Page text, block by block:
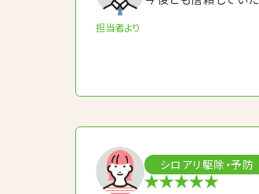
担当者より
シロアリ駆除・予防